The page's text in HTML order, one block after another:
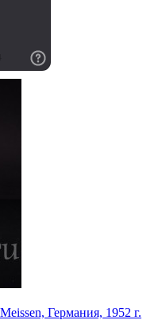
Германия, 1952 г.